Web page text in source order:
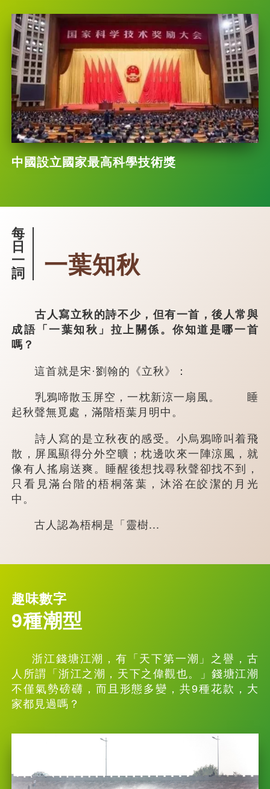
中國設立國家最高科學技術獎
每
日
一
詞
一葉知秋
古人寫立秋的詩不少，但有一首，後人常與
成語「一葉知秋」拉上關係。你知道是哪一首
嗎？
這首就是宋·劉翰的《立秋》：
乳鴉啼散玉屏空，一枕新涼一扇風。 睡
起秋聲無覓處，滿階梧葉月明中。
詩人寫的是立秋夜的感受。小烏鴉啼叫着飛
散，屏風顯得分外空曠；枕邊吹來一陣涼風，就
像有人搖扇送爽。睡醒後想找尋秋聲卻找不到，
只看見滿台階的梧桐落葉，沐浴在皎潔的月光
中。
古人認為梧桐是「靈樹...
趣味數字
9種潮型
浙江錢塘江潮，有「天下第一潮」之譽，古
人所謂「浙江之潮，天下之偉觀也。」錢塘江潮
不僅氣勢磅礴，而且形態多變，共9種花款，大
家都見過嗎？